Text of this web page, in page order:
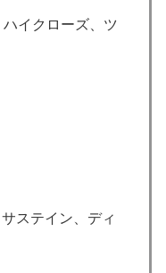
イクローズ、ツ
ステイン、ディ